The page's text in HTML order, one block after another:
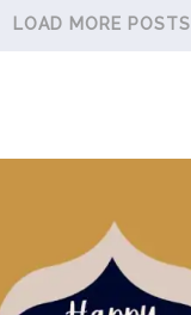
LOAD MORE POSTS